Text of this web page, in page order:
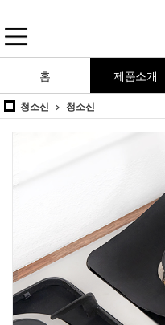
홈 제품소개
청소신 청소신